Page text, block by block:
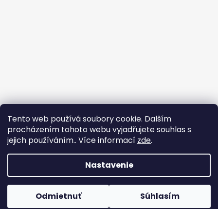
Tento web používá soubory cookie. Dalším
procházením tohoto webu vyjadřujete souhlas s
jejich používáním.. Více informací zde.
Nastavenie
Odmietnuť Súhlasím
Vytvoril Shoptet
Copyright 2026Roby Noo . Všetky práva vyhradené.